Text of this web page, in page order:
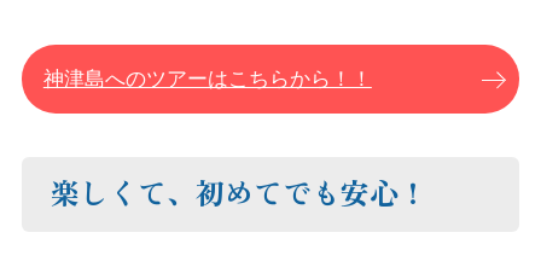
神津島へのツアーはこちらから！！
楽しくて、初めてでも安心！